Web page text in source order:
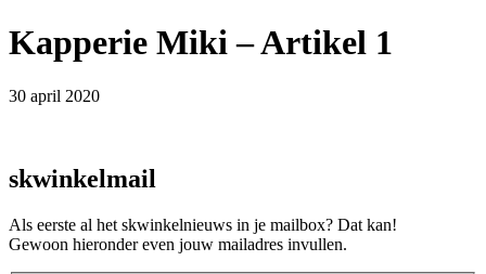
Kapperie Miki – Artikel 1
30 april 2020
skwinkelmail
Als eerste al het skwinkelnieuws in je mailbox? Dat kan!
Gewoon hieronder even jouw mailadres invullen.